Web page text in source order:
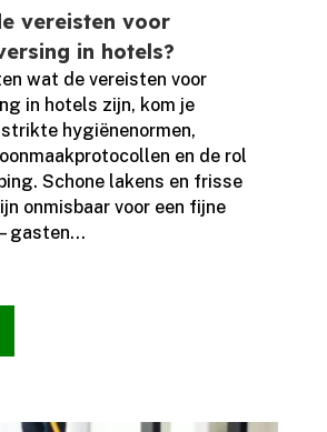
vereisten voor
in hotels?
wat de vereisten voor
in hotels zijn, kom je
hygiënenormen,
en de rol
Schone lakens en frisse
onmisbaar voor een fijne
gasten...